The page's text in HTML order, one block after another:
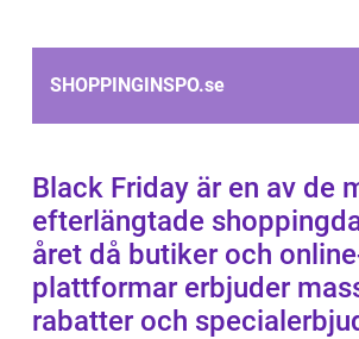
SHOPPINGINSPO.se
Black Friday är en av de
efterlängtade
året då butiker och
plattformar erbjuder
rabatter och